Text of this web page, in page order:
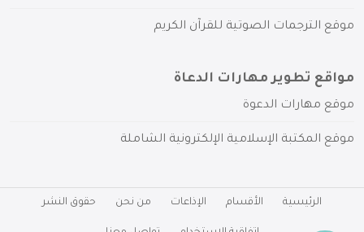
موقع الترجمات الصوتية للقرآن الكريم
مواقع تطوير مهارات الدعاة
موقع مهارات الدعوة
موقع المكتبة الإسلامية الإلكترونية الشاملة
الرئيسية الأقسام الإذاعات من نحن حقوق النشر